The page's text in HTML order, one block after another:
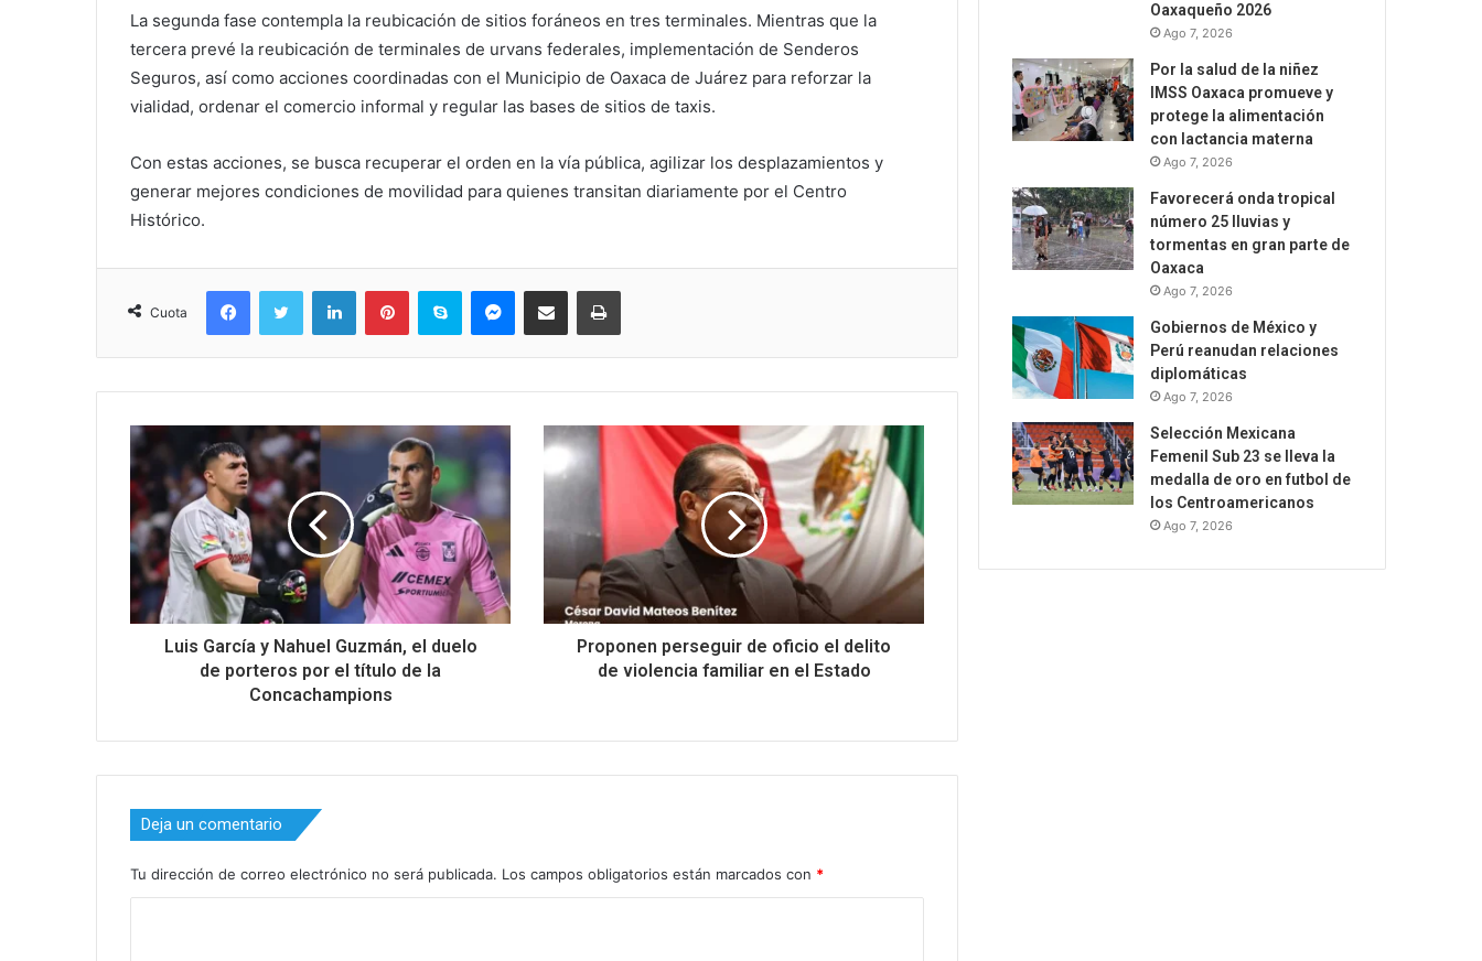
La segunda fase contempla la reubicación de sitios foráneos en tres terminales. Mientras que la
tercera prevé la reubicación de terminales de urvans federales, implementación de Senderos
Seguros, así como acciones coordinadas con el Municipio de Oaxaca de Juárez para reforzar la
vialidad, ordenar el comercio informal y regular las bases de sitios de taxis.
Con estas acciones, se busca recuperar el orden en la vía pública, agilizar los desplazamientos y
generar mejores condiciones de movilidad para quienes transitan diariamente por el Centro
Histórico.
Cuota
FacebookTwitter LinkedInPinterestSkype MessengerCompartir via correo electrónicoImpresión
Luis García y Nahuel Guzmán, el duelo
de porteros por el título de la
Concachampions
Proponen perseguir de oficio el delito
de violencia familiar en el Estado
Deja un comentario
Tu dirección de correo electrónico no será publicada. Los campos obligatorios están marcados con *
Oaxaqueño 2026
Ago 7, 2026
Por la salud de la niñez
IMSS Oaxaca promueve y
protege la alimentación
con lactancia materna
Ago 7, 2026
Favorecerá onda tropical
número 25 lluvias y
tormentas en gran parte de
Oaxaca
Ago 7, 2026
Gobiernos de México y
Perú reanudan relaciones
diplomáticas
Ago 7, 2026
Selección Mexicana
Femenil Sub 23 se lleva la
medalla de oro en futbol de
los Centroamericanos
Ago 7, 2026